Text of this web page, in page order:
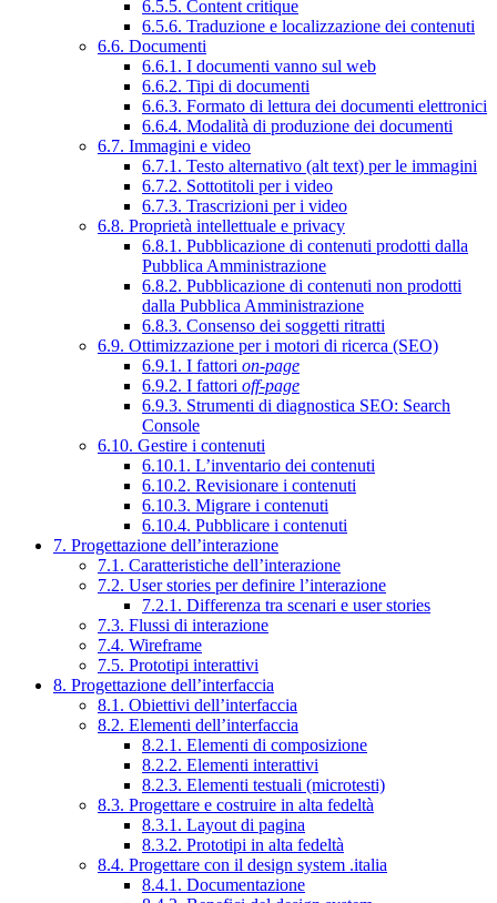
6.5.5. Content critique
6.5.6. Traduzione e localizzazione dei contenuti
6.6. Documenti
6.6.1. I documenti vanno sul web
6.6.2. Tipi di documenti
6.6.3. Formato di lettura dei documenti elettronici
6.6.4. Modalità di produzione dei documenti
6.7. Immagini e video
6.7.1. Testo alternativo (alt text) per le immagini
6.7.2. Sottotitoli per i video
6.7.3. Trascrizioni per i video
6.8. Proprietà intellettuale e privacy
6.8.1. Pubblicazione di contenuti prodotti dalla
Pubblica Amministrazione
6.8.2. Pubblicazione di contenuti non prodotti
dalla Pubblica Amministrazione
6.8.3. Consenso dei soggetti ritratti
6.9. Ottimizzazione per i motori di ricerca (SEO)
6.9.1. I fattori on-page
6.9.2. I fattori off-page
6.9.3. Strumenti di diagnostica SEO: Search
Console
6.10. Gestire i contenuti
6.10.1. L’inventario dei contenuti
6.10.2. Revisionare i contenuti
6.10.3. Migrare i contenuti
6.10.4. Pubblicare i contenuti
7. Progettazione dell’interazione
7.1. Caratteristiche dell’interazione
7.2. User stories per definire l’interazione
7.2.1. Differenza tra scenari e user stories
7.3. Flussi di interazione
7.4. Wireframe
7.5. Prototipi interattivi
8. Progettazione dell’interfaccia
8.1. Obiettivi dell’interfaccia
8.2. Elementi dell’interfaccia
8.2.1. Elementi di composizione
8.2.2. Elementi interattivi
8.2.3. Elementi testuali (microtesti)
8.3. Progettare e costruire in alta fedeltà
8.3.1. Layout di pagina
8.3.2. Prototipi in alta fedeltà
8.4. Progettare con il design system .italia
8.4.1. Documentazione